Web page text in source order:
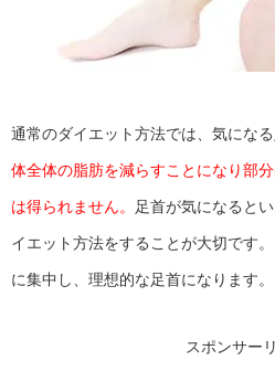
通常のダイエット方法では、気にな
体全体の脂肪を減らすことになり部
は得られません。 足首が気になると
イエット方法をすることが大切です
に集中し、理想的な足首になります。
スポンサー